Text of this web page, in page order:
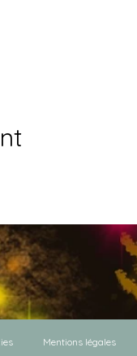
Mentions légales